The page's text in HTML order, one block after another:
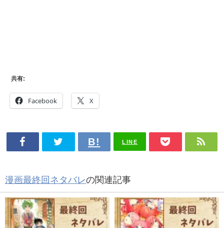
共有:
Facebook X
LINE
漫画最終回ネタバレの関連記事